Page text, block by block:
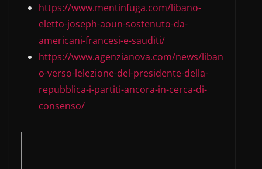
https://www.mentinfuga.com/libano-
eletto-joseph-aoun-sostenuto-da-
americani-francesi-e-sauditi/
https://www.agenzianova.com/news/liban
o-verso-lelezione-del-presidente-della-
repubblica-i-partiti-ancora-in-cerca-di-
consenso/